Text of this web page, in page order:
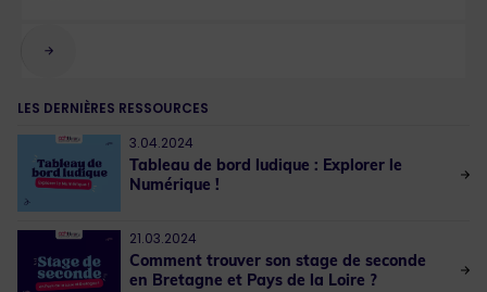
LES DERNIÈRES RESSOURCES
3.04.2024
Tableau de bord ludique : Explorer le
Numérique !
21.03.2024
Comment trouver son stage de seconde
en Bretagne et Pays de la Loire ?